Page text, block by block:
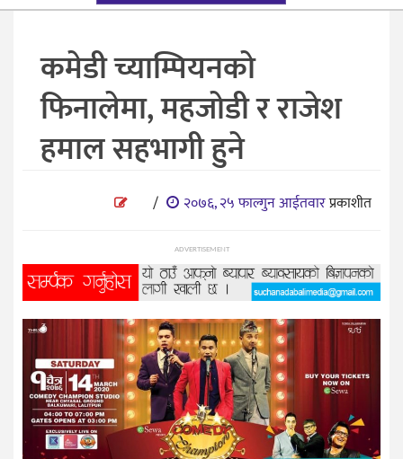
स्वास्थ्य
खेलकुद
मनोरन्जन
शिक्षा
भिडियो
अन्तर्वाता
कमेडी च्याम्पियनको
फिनालेमा, महजोडी र राजेश
हमाल सहभागी हुने
/ २०७६, २५ फाल्गुन आईतवारप्रकाशीत
ADVERTISEMENT